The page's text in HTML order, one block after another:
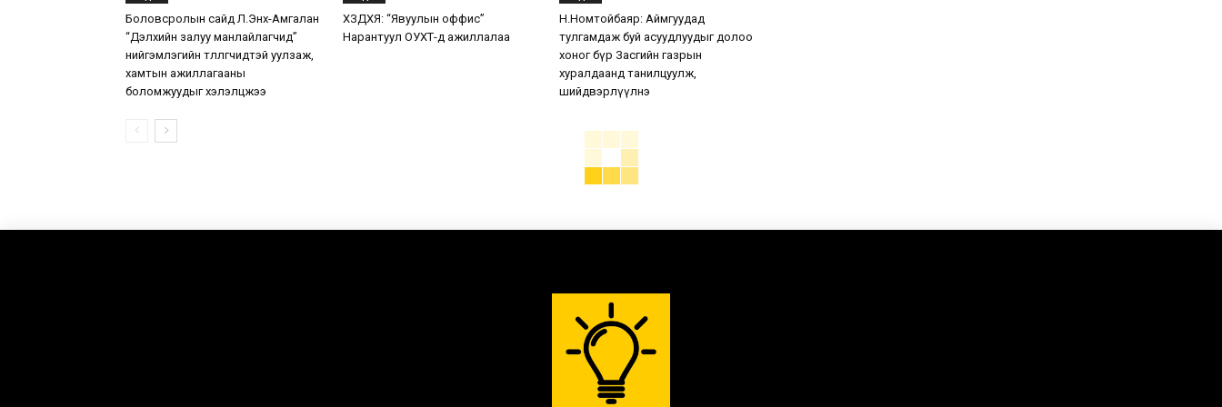
Боловсролын сайд Л.Энх-Амгалан
“Дэлхийн залуу манлайлагчид”
нийгэмлэгийн төлөөлөгчидтэй уулзаж,
хамтын ажиллагааны
боломжуудыг хэлэлцжээ
ХЗДХЯ: “Явуулын оффис”
Нарантуул ОУХТ-д ажиллалаа
Н.Номтойбаяр: Аймгуудад
тулгамдаж буй асуудлуудыг долоо
хоног бүр Засгийн газрын
хуралдаанд танилцуулж,
шийдвэрлүүлнэ